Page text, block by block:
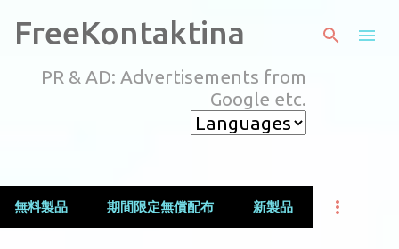
スキップしてメイン コンテンツに移動
FreeKontaktina
PR & AD: Advertisements from
Google etc.
無料製品 期間限定無償配布 新製品